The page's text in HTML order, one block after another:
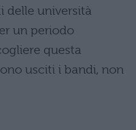
delle università
un periodo
questa
usciti i bandi, non